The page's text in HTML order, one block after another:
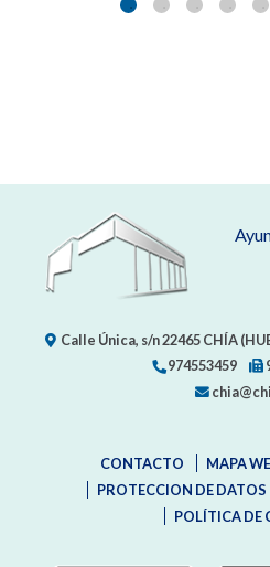
Calle Única, s/n22465CHÍA
974553459
CONTACTO MAPA
PROTECCION DE DATOS
POLÍTICA DE